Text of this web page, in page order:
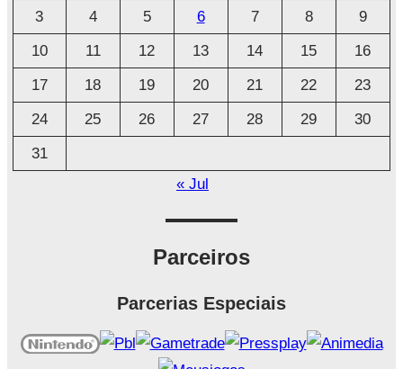
v
o
3
4 5 6 7 8
9
10
11 12 13 14 15
16
17
18 19 20 21 22
23
24
25 26 27 28 29
30
31
« Jul
Parceiros
Parcerias Especiais